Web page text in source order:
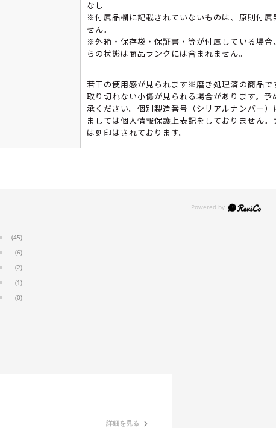
なし
※付属品欄に記載されていないものは、原則付属
せん。
※外箱・保存袋・保証書・等が付属している場合
らの状態は商品ランクには含まれません。
若干の使用感が見られます※磨き処理済の商品で
取り切れない小傷が見られる場合があります。予
承ください。個別製造番号（シリアルナンバー）
ましては個人情報保護上表記をしておりません。
は刻印はされております。
(45)
(6)
(2)
(1)
(0)
詳細を見る